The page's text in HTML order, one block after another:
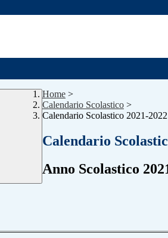
Home >
Calendario Scolastico >
Calendario Scolastico 2021-2022
Calendario
Anno Scolastico